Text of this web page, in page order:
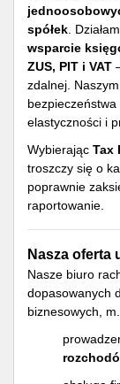
spółek .
wsparcie
ZUS, PIT i VAT
zdalnej.
elastyczności i
Wybierając Tax
troszczy się o
poprawnie
raportowanie.
Nasza oferta
Nasze biuro
dopasowanych
biznesowych,